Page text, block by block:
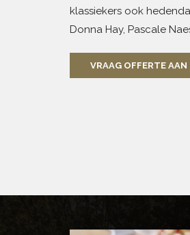
klassiekers ook
Donna Hay, Pascale
VRAAG OFFERTE AAN